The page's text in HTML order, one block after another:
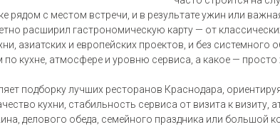
с местом встречи, и в результате ужин или
расширил гастрономическую карту — от
азиатских и европейских проектов, и без системного
кухне, атмосфере и уровню сервиса, а какое — просто
подборку лучших ресторанов Краснодара,
кухни, стабильность сервиса от визита к
делового обеда, семейного праздника или большой